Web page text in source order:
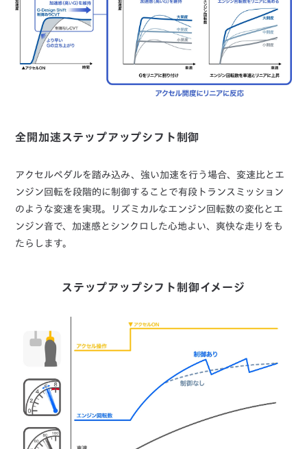
全開加速ステップアップシフト制御
アクセルペダルを踏み込み、強い加速を行う場合、変速比とエ
ンジン回転を段階的に制御することで有段トランスミッション
のような変速を実現。リズミカルなエンジン回転数の変化とエ
ンジン音で、加速感とシンクロした心地よい、爽快な走りをも
たらします。
ステップアップシフト制御イメージ